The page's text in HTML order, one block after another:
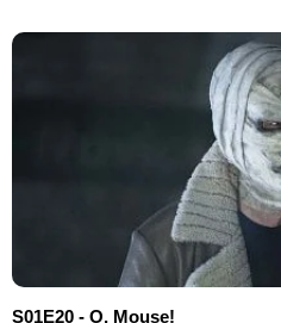
S01E20 - O, Mouse!